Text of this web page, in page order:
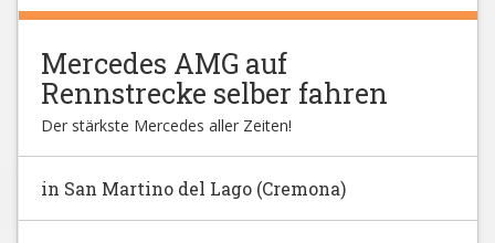
Mercedes AMG auf
Rennstrecke selber fahren
Der stärkste Mercedes aller Zeiten!
in San Martino del Lago (Cremona)